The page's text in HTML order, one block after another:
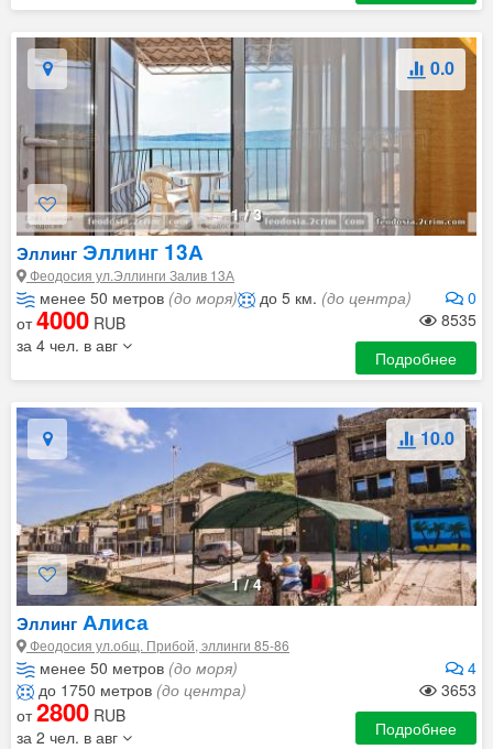
1/3
0.0
Эллинг Эллинг 13А
Феодосия ул.Эллинги Залив 13А
менее 50 метров (до моря) 0
до 5 км. (до центра)
8535
от4000 RUB
за 4 чел. в авг
Подробнее
1/4
10.0
Эллинг Алиса
Феодосия ул.общ. Прибой, эллинги 85-86
менее 50 метров (до моря)
4
до 1750 метров (до центра)
3653
от2800 RUB
за 2 чел. в авг
Подробнее